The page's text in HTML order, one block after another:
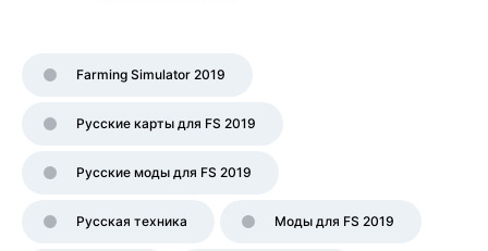
Farming Simulator 2019
Русские карты для FS 2019
Русские моды для FS 2019
Русская техника Моды для FS 2019